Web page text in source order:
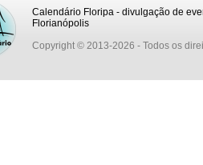
Calendário Floripa - divulgação de
Florianópolis
Copyright © 2013-2026 - Todos os